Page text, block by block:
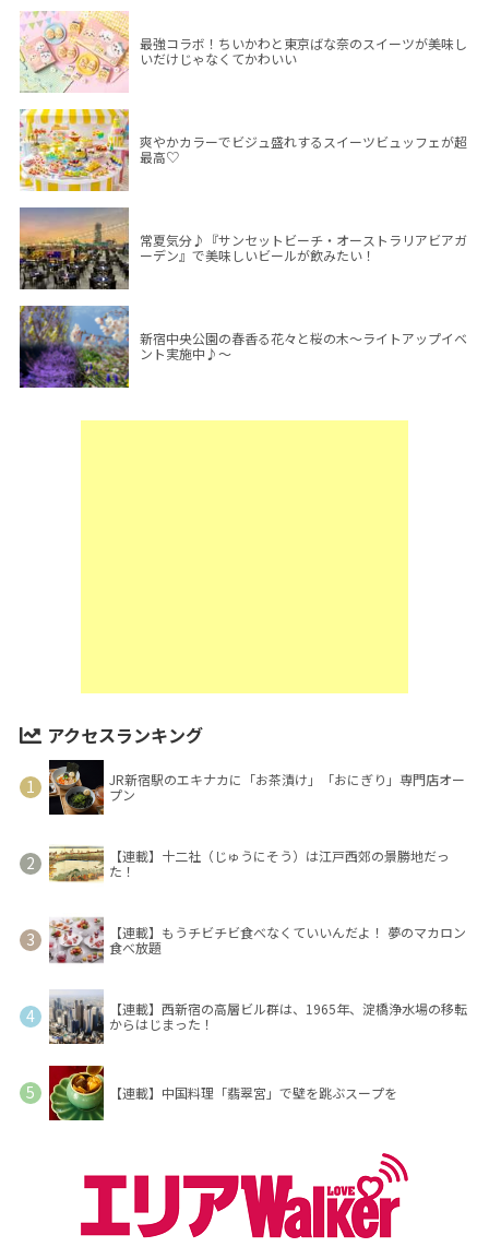
最強コラボ！ちいかわと東京ばな奈のスイーツが美味し
いだけじゃなくてかわいい
爽やかカラーでビジュ盛れするスイーツビュッフェが超
最高♡
常夏気分♪『サンセットビーチ・オーストラリアビアガ
ーデン』で美味しいビールが飲みたい！
新宿中央公園の春香る花々と桜の木～ライトアップイベ
ント実施中♪～
アクセスランキング
JR新宿駅のエキナカに「お茶漬け」「おにぎり」専門店オー
プン
【連載】十二社（じゅうにそう）は江戸西郊の景勝地だっ
た！
【連載】もうチビチビ食べなくていいんだよ！ 夢のマカロン
食べ放題
【連載】西新宿の高層ビル群は、1965年、淀橋浄水場の移転
からはじまった！
【連載】中国料理「翡翠宮」で壁を跳ぶスープを